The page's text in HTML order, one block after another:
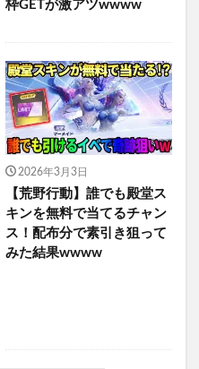
枠GETが激アツwwww
2026年3月3日
【荒野行動】誰でも殿堂ス
キンを無料で当てるチャン
ス！配布分で素引き狙って
みた結果wwww